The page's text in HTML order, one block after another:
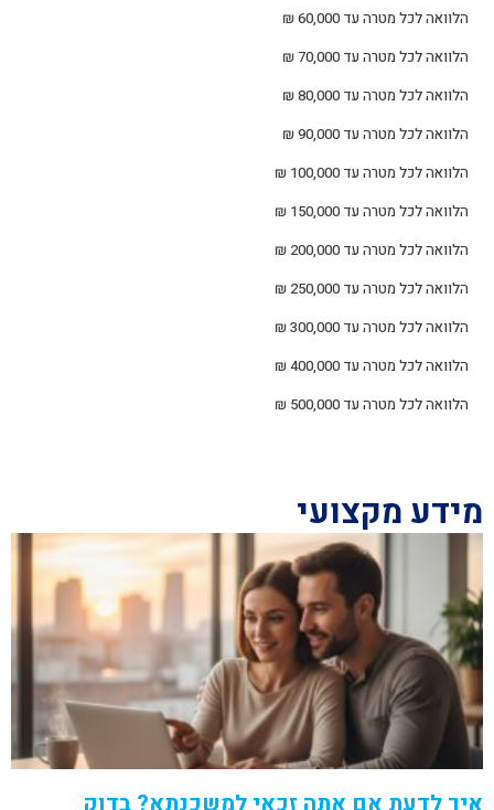
הלוואה לכל מטרה עד 60,000 ₪
הלוואה לכל מטרה עד 70,000 ₪
הלוואה לכל מטרה עד 80,000 ₪
הלוואה לכל מטרה עד 90,000 ₪
הלוואה לכל מטרה עד 100,000 ₪
הלוואה לכל מטרה עד 150,000 ₪
הלוואה לכל מטרה עד 200,000 ₪
הלוואה לכל מטרה עד 250,000 ₪
הלוואה לכל מטרה עד 300,000 ₪
הלוואה לכל מטרה עד 400,000 ₪
הלוואה לכל מטרה עד 500,000 ₪
מידע מקצועי